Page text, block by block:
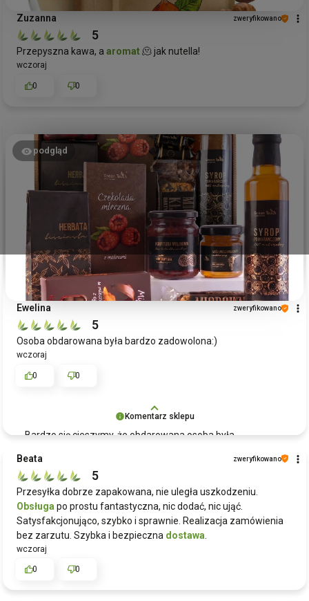
Zuzanna zweryfikowano
5
Przepyszna kawa, a aromat🫠 jak nutella!
wczoraj
0 0
Komentarz sklepu
Bardzo się cieszymy, że obdarowana osoba była
ogromna radość wiedzieć, że nasze produkty przynoszą
radość i spełniają oczekiwania. Jeśli będziesz
potrzebowała kolejnych wyjątkowychprezentów,
zapraszamy ponownie do Green Touch.
podgląd
Ewelina zweryfikowano
5
Osoba obdarowana była bardzo zadowolona:)
wczoraj
0 0
Beata zweryfikowano
5
Przesyłka dobrze zapakowana, nie uległa uszkodzeniu.
Obsługa po prostu fantastyczna, nic dodać, nic ująć.
Satysfakcjonująco, szybko i sprawnie. Realizacja zamówienia
bez zarzutu. Szybka i bezpieczna dostawa
wczoraj
0 0